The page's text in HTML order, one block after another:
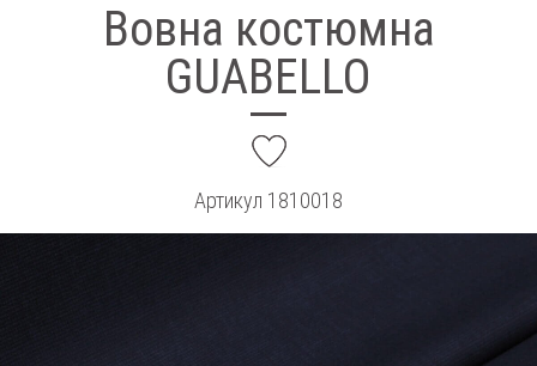
Вовна костюмна
GUABELLO
Артикул 1810018